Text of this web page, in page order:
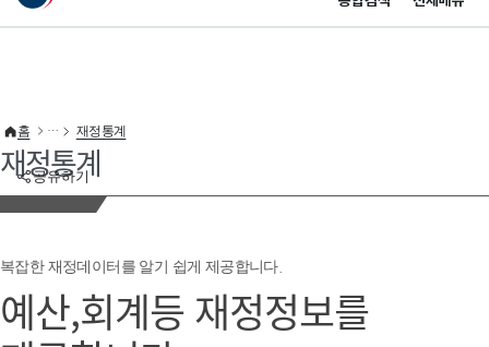
이 누리집은 대한민국 공식 전자정부 누리집입니다.
공유하기
홈 재정통계
재정통계
복잡한 재정데이터를 알기 쉽게 제공합니다.
예산,회계등 재정정보를